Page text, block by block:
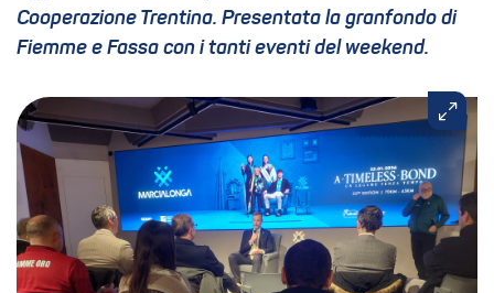
Cooperazione Trentina. Presentata la granfondo di
Fiemme e Fassa con i tanti eventi del weekend.